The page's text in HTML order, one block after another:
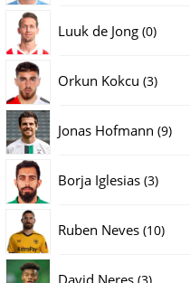
Luuk de Jong 00
Orkun Kokcu 33
Jonas Hofmann 99
Borja Iglesias 33
Ruben Neves 1010
3